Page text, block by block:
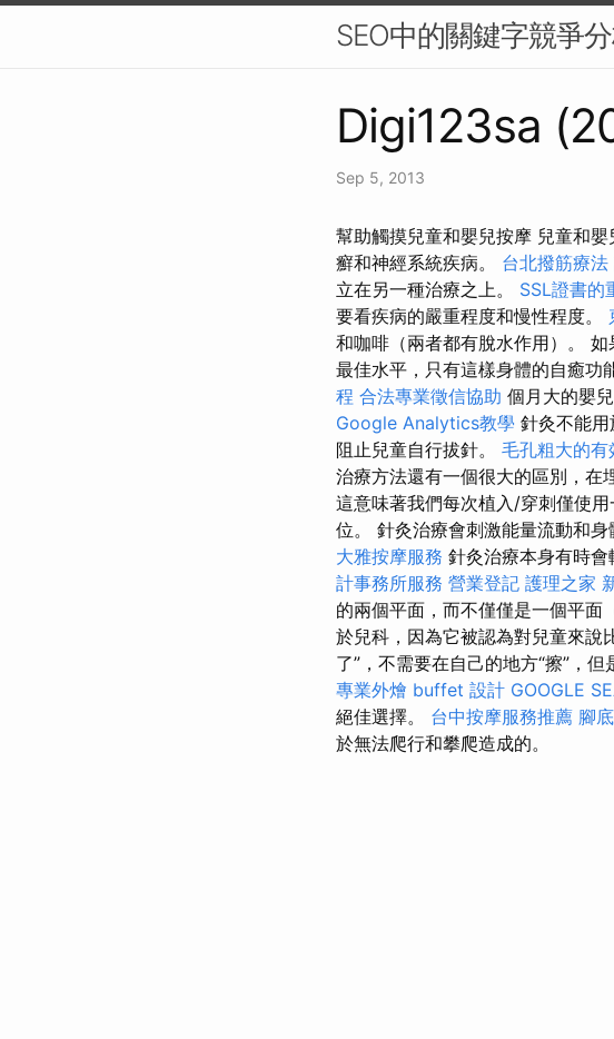
SEO中的關鍵字競爭
Digi123sa
Sep 5, 2013
幫助觸摸兒童和嬰兒按摩 兒童和
癬和神經系統疾病。 台北撥筋療法
立在另一種治療之上。 SSL證書的
要看疾病的嚴重程度和慢性程度。
和咖啡（兩者都有脫水作用）。
最佳水平，只有這樣身體的自癒功
程 合法專業徵信協助 個月大的嬰
Google Analytics教學 針灸不能
阻止兒童自行拔針。 毛孔粗大的
治療方法還有一個很大的區別，在
這意味著我們每次植入/穿刺僅使
位。 針灸治療會刺激能量流動和
大雅按摩服務 針灸治療本身有時
計事務所服務 營業登記 護理之家
的兩個平面，而不僅僅是一個平面
於兒科，因為它被認為對兒童來說
了”，不需要在自己的地方“擦”，
專業外燴 buffet 設計 GOOGLE
絕佳選擇。 台中按摩服務推薦 腳
於無法爬行和攀爬造成的。